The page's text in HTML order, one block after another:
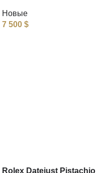
Новые
7 500 $
Rolex Datejust Pistachio